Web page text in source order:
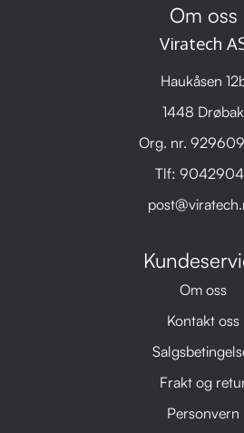
Om oss
Viratech
Haukåsen
1448 Drøbak
Org. nr.
Tlf:
Om oss
Kontakt oss
Frakt og
Personvern